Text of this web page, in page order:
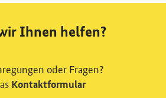
Ihnen helfen?
oder Fragen?
Kontaktformular